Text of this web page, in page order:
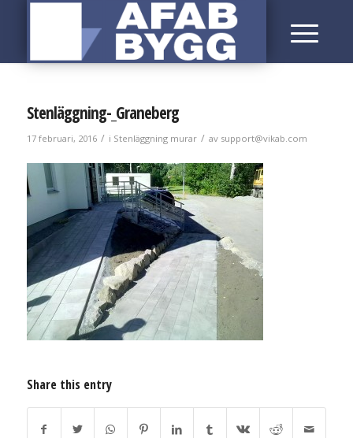
Stenläggning-_Graneberg
17 februari, 2016 / i Stenläggning murar / av support@vikab.com
Share this entry